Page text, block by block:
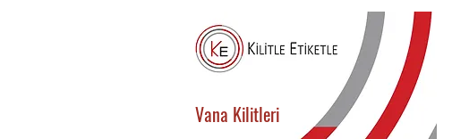
Vana Kilitleri